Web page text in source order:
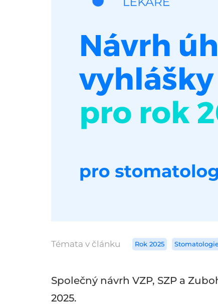
Témata v článku Rok 2025
Společný návrh VZP, SZP a
2025.